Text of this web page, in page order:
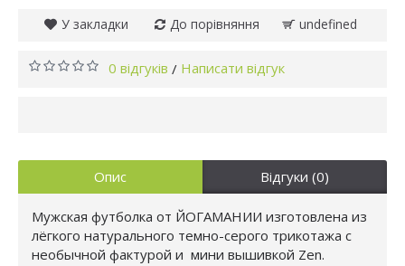
У закладки До порівняння undefined
0 відгуків / Написати відгук
Опис Відгуки (0)
Мужская футболка от ЙОГАМАНИИ изготовлена из
лёгкого натурального темно-серого трикотажа с
необычной фактурой и мини вышивкой Zen.